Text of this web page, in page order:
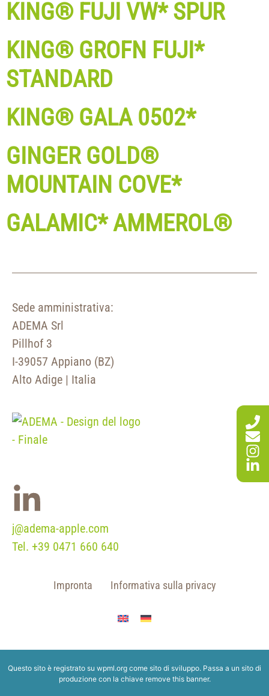
KING® FUJI VW* SPUR
KING® GROFN FUJI*
STANDARD
KING® GALA 0502*
GINGER GOLD®
MOUNTAIN COVE*
GALAMIC* AMMEROL®
Sede amministrativa:
ADEMA Srl
Pillhof 3
I-39057 Appiano (BZ)
Alto Adige | Italia
j@adema-apple.com
Tel. +39 0471 660 640
Impronta Informativa sulla privacy
Questo sito è registrato su wpml.org come sito di sviluppo. Passa a un sito di
produzione con la chiave remove this banner.